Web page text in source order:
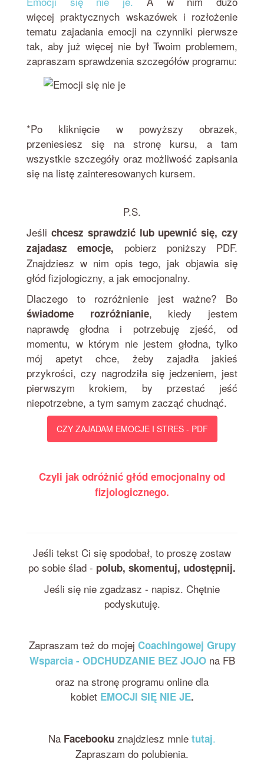
więcej praktycznych wskazówek i rozłożenie
tematu zajadania emocji na czynniki pierwsze
tak, aby już więcej nie był Twoim problemem,
zapraszam sprawdzenia szczegółów programu:
*Po kliknięcie w powyższy obrazek,
przeniesiesz się na stronę kursu, a tam
wszystkie szczegóły oraz możliwość zapisania
się na listę zainteresowanych kursem.
P.S.
Jeśli chcesz sprawdzić lub upewnić się, czy
zajadasz emocje, pobierz poniższy PDF.
Znajdziesz w nim opis tego, jak objawia się
głód fizjologiczny, a jak emocjonalny.
Dlaczego to rozróżnienie jest ważne? Bo
świadome rozróżnianie, kiedy jestem
naprawdę głodna i potrzebuję zjeść, od
momentu, w którym nie jestem głodna, tylko
mój apetyt chce, żeby zajadła jakieś
przykrości, czy nagrodziła się jedzeniem, jest
pierwszym krokiem, by przestać jeść
niepotrzebne, a tym samym zacząć chudnąć.
CZY ZAJADAM EMOCJE I STRES - PDF
Czyli jak odróżnić głód emocjonalny od
fizjologicznego.
Jeśli tekst Ci się spodobał, to proszę zostaw
po sobie ślad - polub, skomentuj, udostępnij.
Jeśli się nie zgadzasz - napisz. Chętnie
podyskutuję.
Zapraszam też do mojej Coachingowej Grupy
Wsparcia - ODCHUDZANIE BEZ JOJO na FB
oraz na stronę programu online dla
kobiet EMOCJI SIĘ NIE JE.
Na Facebooku znajdziesz mnie tutaj.
Zapraszam do polubienia.